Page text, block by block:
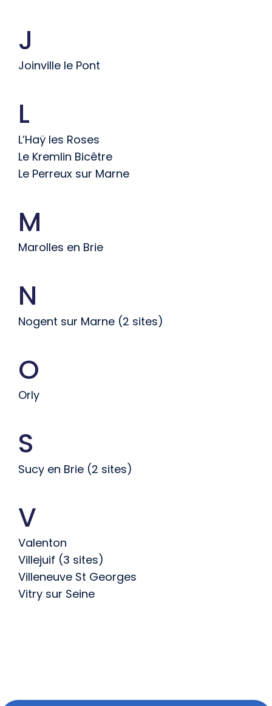
J
Joinville le Pont
L
L’Haÿ les Roses
Le Kremlin Bicêtre
Le Perreux sur Marne
M
Marolles en Brie
N
Nogent sur Marne (2 sites)
O
Orly
S
Sucy en Brie (2 sites)
V
Valenton
Villejuif (3 sites)
Villeneuve St Georges
Vitry sur Seine